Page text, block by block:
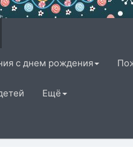
с днем рождения
Ещё